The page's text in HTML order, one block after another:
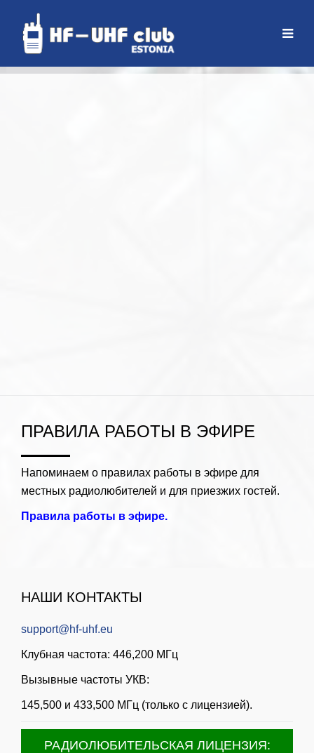
ПРАВИЛА РАБОТЫ В ЭФИРЕ
Напоминаем о правилах работы в эфире для
местных радиолюбителей и для приезжих гостей.
Правила работы в эфире.
НАШИ КОНТАКТЫ
support@hf-uhf.eu
Клубная частота: 446,200 МГц
Вызывные частоты УКВ:
145,500 и 433,500 МГц (только с лицензией).
РАДИОЛЮБИТЕЛЬСКАЯ ЛИЦЕНЗИЯ: